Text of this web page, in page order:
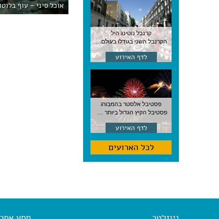
קרנבל נוטינג היל
הקרנבל השני בגודלו בעולם, עם מוזיקה, תהלוכות ותחפושות. לונדון
לדף האירוע
פסטיבל אלסטר בהמבורג
פסטיבל הקיץ הגדול ביותר בהמבורג, סוף אוגוסט, גרמניה
לדף האירוע
לכל הארועים
אוכל סיני – עוף